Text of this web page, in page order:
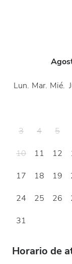
Lun. Mar. Mié.
3
4 5
10
11 12
17
18 19
24
25 26
31
Horario de